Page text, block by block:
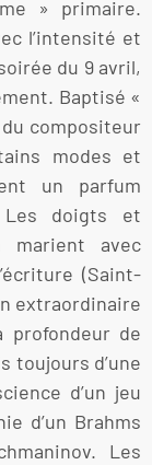
» primaire.
l’intensité et
du 9 avril,
Baptisé «
du compositeur
modes et
un parfum
Les doigts et
marient avec
(Saint-
extraordinaire
profondeur de
toujours d’une
d’un jeu
d’un Brahms
Les